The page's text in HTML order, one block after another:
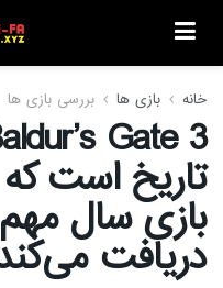
خانه بازی ها بررسی بازی ها
بازی سال
دریافت